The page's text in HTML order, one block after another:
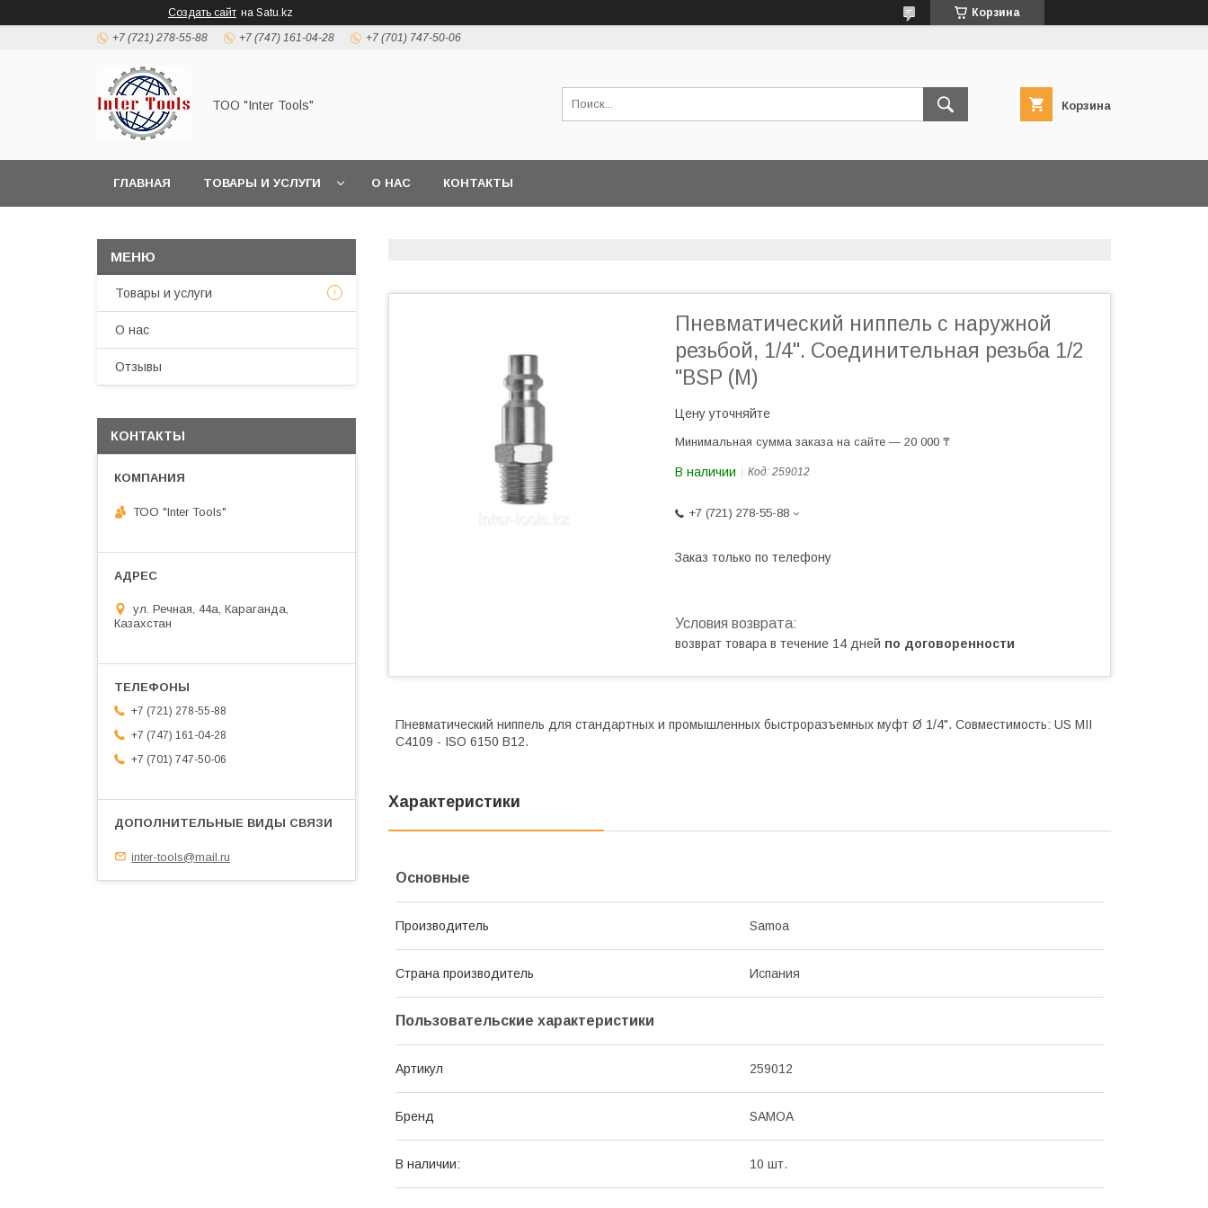
Создать сайт на Satu.kz Корзина
+7 (721) 278-55-88 +7 (747) 161-04-28 +7 (701) 747-50-06
ТОО "Inter Tools" Корзина
ГЛАВНАЯ ТОВАРЫ И УСЛУГИ О НАС КОНТАКТЫ
Пневматический ниппель с наружной
резьбой, 1/4". Соединительная резьба 1/2
"BSP (M)
Цену уточняйте
Минимальная сумма заказа на сайте — 20 000 ₸
В наличии Код: 259012
+7 (721) 278-55-88
Заказ только по телефону
возврат товара в течение 14 дней по договоренности
Пневматический ниппель для стандартных и промышленных быстроразъемных муфт Ø 1/4". Совместимость: US MII
C4109 - ISO 6150 B12.
Характеристики
Основные
Производитель Samoa
Страна производитель Испания
Пользовательские характеристики
Артикул 259012
Бренд SAMOA
В наличии: 10 шт.
Товары и услуги
О нас
Отзывы
КОНТАКТЫ
ТОО "Inter Tools"
ул. Речная, 44а, Караганда,
Казахстан
+7 (721) 278-55-88
+7 (747) 161-04-28
+7 (701) 747-50-06
inter-tools@mail.ru